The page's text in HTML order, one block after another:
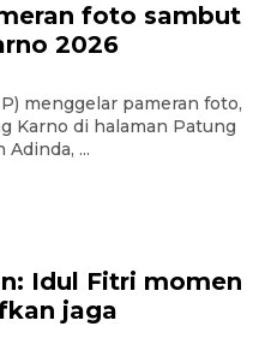
foto sambut
2026
menggelar pameran foto,
Karno di halaman Patung
Adinda, ...
Idul Fitri momen
jaga